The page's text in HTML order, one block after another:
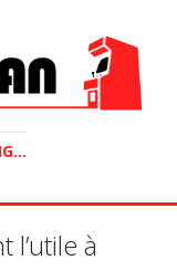
l’utile à